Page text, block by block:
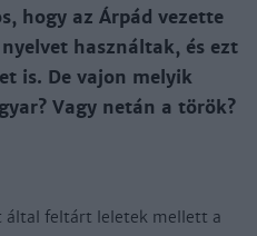
hogy az Árpád vezette
használtak, és ezt
is. De vajon melyik
Vagy netán a török?
által feltárt leletek mellett a